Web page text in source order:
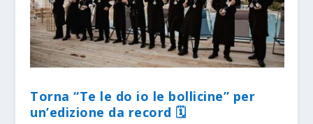
Torna “Te le do io le bollicine” per
un’edizione da record 🗓